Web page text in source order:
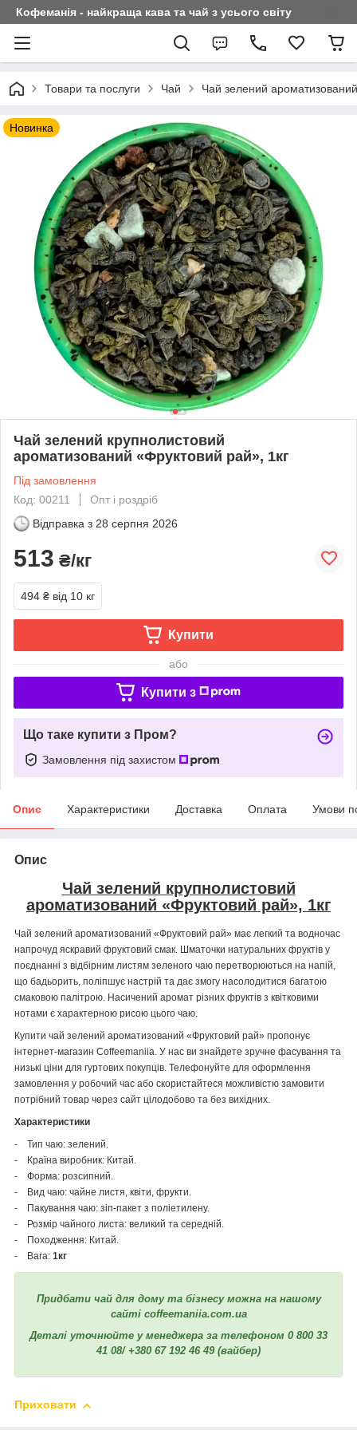
Кофеманія - найкраща кава та чай з усього світу
Товари та послуги Чай Чай зелений ароматизований
Новинка
Чай зелений крупнолистовий
ароматизований «Фруктовий рай», 1кг
Під замовлення
Код: 00211
Опт і роздріб
Відправка з 28 серпня 2026
513 ₴/кг
494 ₴ від 10 кг
Купити
або
Купити з
Що таке купити з Пром?
Замовлення під захистом
Опис Характеристики Доставка Оплата Умови
Опис
Чай зелений крупнолистовий
ароматизований «Фруктовий рай», 1кг
Чай зелений ароматизований «Фруктовий рай» має легкий та водночас
напрочуд яскравий фруктовий смак. Шматочки натуральних фруктів у
поєднанні з відбірним листям зеленого чаю перетворюються на напій,
що бадьорить, поліпшує настрій та дає змогу насолодитися багатою
смаковою палітрою. Насичений аромат різних фруктів з квітковими
нотами є характерною рисою цього чаю.
Купити чай зелений ароматизований «Фруктовий рай» пропонує
інтернет-магазин Coffeemaniia. У нас ви знайдете зручне фасування та
низькі ціни для гуртових покупців. Телефонуйте для оформлення
замовлення у робочий час або скористайтеся можливістю замовити
потрібний товар через сайт цілодобово та без вихідних.
Характеристики
- Тип чаю: зелений.
- Країна виробник: Китай.
- Форма: розсипний.
- Вид чаю: чайне листя, квіти, фрукти.
- Пакування чаю: зіп-пакет з поліетилену.
- Розмір чайного листа: великий та середній.
- Походження: Китай.
- Вага: 1кг
Придбати чай для дому та бізнесу можна на нашому
сайті coffeemaniia.com.ua
Деталі уточнюйте у менеджера за телефоном 0 800 33
41 08/ +380 67 192 46 49 (вайбер)
Приховати